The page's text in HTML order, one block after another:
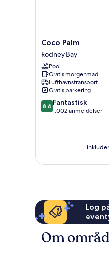
Coco
Palm
Rodney
Bay
Coco Palm
Rodney Bay
Pool
Gratis morgenmad
Lufthavnstransport
Gratis parkering
8.6
ud
8,6 Fantastisk
1.002 anmeldelser
Log
Om